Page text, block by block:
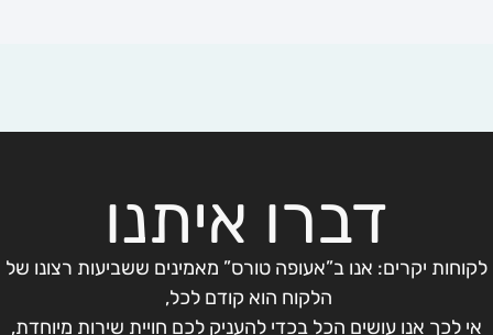
דברו איתנו
לקוחות יקרים: אנו ב”אעופה טורס” מאמינים ששביעות רצונו של
הלקוח הוא קודם לכל,
אי לכך אנו עושים הכל בכדי להעניק לכם חויית שירות מיוחדת,